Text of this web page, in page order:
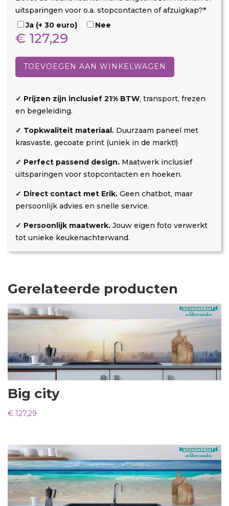
i
b
o
d
p
s
t
r
o
s
e
n
i
t
s
a
n
g
uitsparingen voor o.a. stopcontacten of afzuigkap?*
Ja (+ 30 euro)
Nee
TOEVOEGEN AAN WINKELWAGEN
€ 127,29
✓ Prijzen zijn inclusief 21% BTW, transport, frezen
en begeleiding.
✓ Topkwaliteit materiaal. Duurzaam paneel met
krasvaste, gecoate print (uniek in de markt!)
✓ Perfect passend design. Maatwerk inclusief
uitsparingen voor stopcontacten en hoeken.
✓ Direct contact met Erik. Geen chatbot, maar
persoonlijk advies en snelle service.
✓ Persoonlijk maatwerk. Jouw eigen foto verwerkt
tot unieke keukenachterwand.
Gerelateerde producten
Big city
€ 127,29